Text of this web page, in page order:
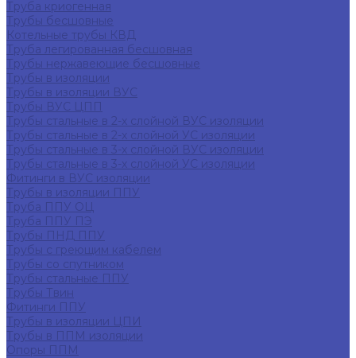
Труба криогенная
Трубы бесшовные
Котельные трубы КВД
Труба легированная бесшовная
Трубы нержавеющие бесшовные
Трубы в изоляции
Трубы в изоляции ВУС
Трубы ВУС ЦПП
Трубы стальные в 2-х слойной ВУС изоляции
Трубы стальные в 2-х слойной УС изоляции
Трубы стальные в 3-х слойной ВУС изоляции
Трубы стальные в 3-х слойной УС изоляции
Фитинги в ВУС изоляции
Трубы в изоляции ППУ
Труба ППУ ОЦ
Труба ППУ ПЭ
Трубы ПНД ППУ
Трубы с греющим кабелем
Трубы со спутником
Трубы стальные ППУ
Трубы Твин
Фитинги ППУ
Трубы в изоляции ЦПИ
Трубы в ППМ изоляции
Опоры ППМ